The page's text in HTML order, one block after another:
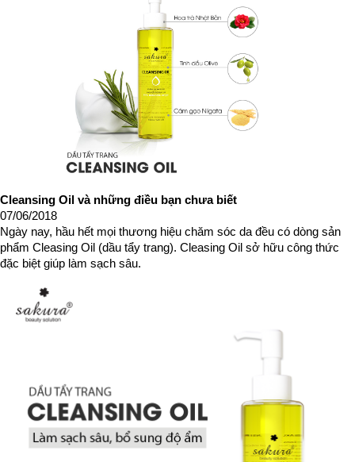
Cleansing Oil và những điều bạn chưa biết
07/06/2018
Ngày nay, hầu hết mọi thương hiệu chăm sóc da đều có dòng sản
phẩm Cleasing Oil (dầu tẩy trang). Cleasing Oil sở hữu công thức
đặc biệt giúp làm sạch sâu.